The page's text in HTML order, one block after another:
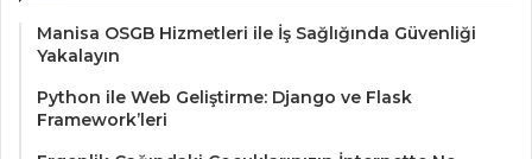
Manisa OSGB Hizmetleri ile İş Sağlığında Güvenliği
Yakalayın
Python ile Web Geliştirme: Django ve Flask
Framework’leri